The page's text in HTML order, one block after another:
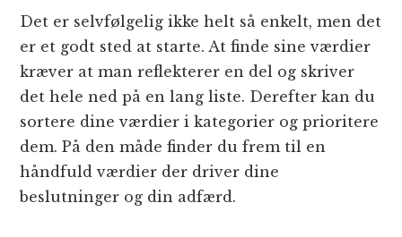
Det er selvfølgelig ikke helt så enkelt, men det
er et godt sted at starte. At finde sine værdier
kræver at man reflekterer en del og skriver
det hele ned på en lang liste. Derefter kan du
sortere dine værdier i kategorier og prioritere
dem. På den måde finder du frem til en
håndfuld værdier der driver dine
beslutninger og din adfærd.